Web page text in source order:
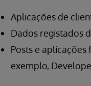
Aplicações de
Dados registados
Posts e
exemplo,